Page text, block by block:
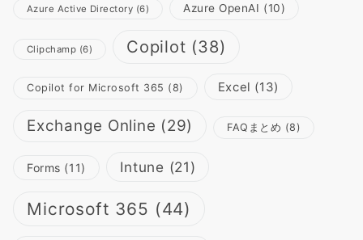
Azure Active Directory (6) Azure OpenAI (10)
Clipchamp (6) Copilot (38)
Copilot for Microsoft 365 (8) Excel (13)
Exchange Online (29) FAQまとめ (8)
Forms (11) Intune (21)
Microsoft 365 (44)